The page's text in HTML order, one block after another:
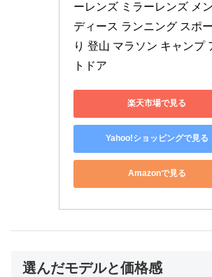
ーレンズ ミラーレンズ メ
ディース ランニング スポ
り 登山 マラソン キャンプ
トドア
楽天市場で見る
Yahoo!ショッピングで見る
Amazonで見る
選んだモデルと価格感